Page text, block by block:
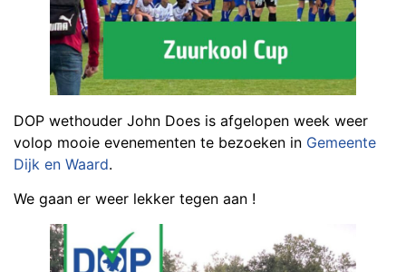
DOP wethouder John Does is afgelopen week weer
volop mooie evenementen te bezoeken in Gemeente
Dijk en Waard.
We gaan er weer lekker tegen aan !